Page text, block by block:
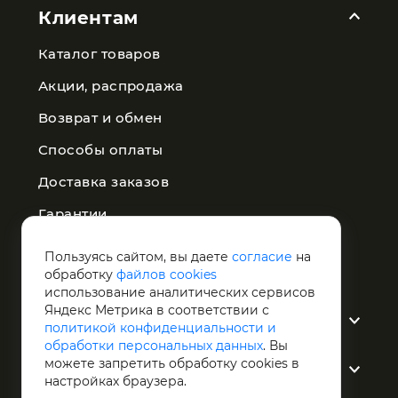
Клиентам
Каталог товаров
Акции, распродажа
Возврат и обмен
Способы оплаты
Доставка заказов
Гарантии
Политика конфиденциальности
О компании
Услуги
Пользуясь сайтом, вы даете согласие на
обработку файлов cookies
использование аналитических сервисов
Яндекс Метрика в соответствии с
политикой конфиденциальности и
обработки персональных данных. Вы
можете запретить обработку сookies в
настройках браузера.